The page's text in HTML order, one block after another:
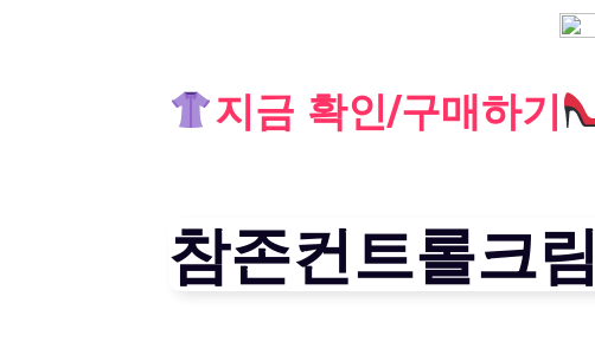
지금 확인/구매하기
참존컨트롤크림